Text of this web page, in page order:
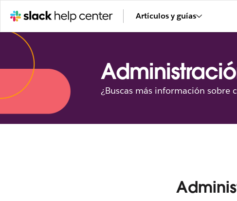
Artículos y guías
¿Buscas más información sobre